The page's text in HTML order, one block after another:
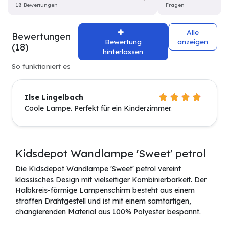
18 Bewertungen Fragen
Bewertungen
(18)
Bewertung
hinterlassen
Alle
anzeigen
So funktioniert es
Ilse Lingelbach
Coole Lampe. Perfekt für ein Kinderzimmer.
Kidsdepot Wandlampe 'Sweet' petrol
Die Kidsdepot Wandlampe 'Sweet' petrol vereint
klassisches Design mit vielseitiger Kombinierbarkeit. Der
Halbkreis-förmige Lampenschirm besteht aus einem
straffen Drahtgestell und ist mit einem samtartigen,
changierenden Material aus 100% Polyester bespannt.